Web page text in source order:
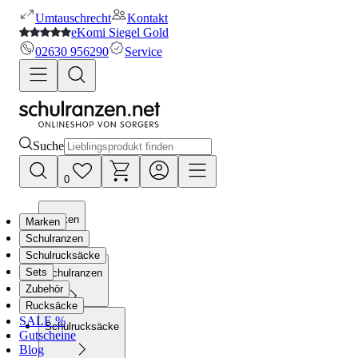
Umtauschrecht
Kontakt
eKomi Siegel Gold
02630 956290
Service
Suche
0
Marken
Schulranzen
Schulrucksäcke
Marken
Schulranzen
Schulrucksäcke
Sets
Zubehör
Rucksäcke
SALE %
Gutscheine
Blog